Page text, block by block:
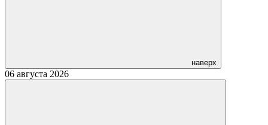
наверх
06 августа 2026